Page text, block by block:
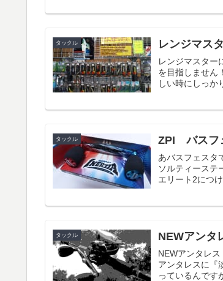
タックル レンジマス
レンジマスター
を目指しません
しい時にしっか
タックル ZPI バスフ
あバスフェスタ
ソルティーステ
エリート2につ
タックル NEWアン
NEWアンタレ
アンタレスに『
っているんです